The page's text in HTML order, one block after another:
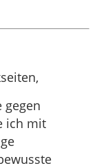
gegen
ich mit